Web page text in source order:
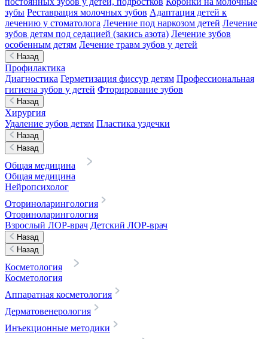
зубы Реставрация молочных зубов Адаптация детей к
лечению у стоматолога Лечение под наркозом детей Лечение
зубов детям под седацией (закись азота) Лечение зубов
особенным детям Лечение травм зубов у детей
Назад
Профилактика
Диагностика Герметизация фиссур детям Профессиональная
гигиена зубов у детей Фторирование зубов
Назад
Хирургия
Удаление зубов детям Пластика уздечки
Назад
Назад
Общая медицина
Общая медицина
Нейропсихолог
Оториноларингология
Оториноларингология
Взрослый ЛОР-врач Детский ЛОР-врач
Назад
Назад
Косметология
Косметология
Аппаратная косметология
Дерматовенерология
Инъекционные методики